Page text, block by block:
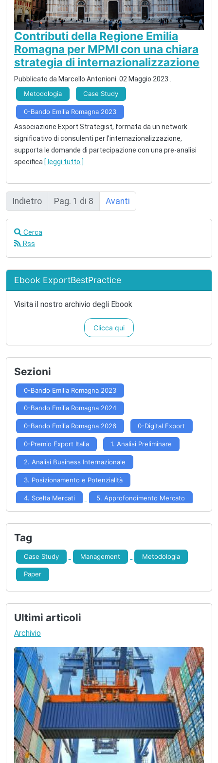
Contributi della Regione Emilia
Romagna per MPMI con una chiara
strategia di internazionalizzazione
Pubblicato da Marcello Antonioni. 02 Maggio 2023
Metodologia
Case Study
0-Bando Emilia Romagna 2023
Associazione Export Strategist, formata da un network
significativo di consulenti per l'internazionalizzazione,
supporta le domande di partecipazione con una pre-analisi
specifica [ leggi tutto ]
Indietro Pag. 1 di 8 Avanti
Cerca
Rss
Ebook ExportBestPractice
Visita il nostro archivio degli Ebook
Clicca qui
Sezioni
0-Bando Emilia Romagna 2023
0-Bando Emilia Romagna 2024
0-Bando Emilia Romagna 2026 0-Digital Export
0-Premio Export Italia 1. Analisi Preliminare
2. Analisi Business Internazionale
3. Posizionamento e Potenzialità
4. Scelta Mercati 5. Approfondimento Mercato
8. Controllo Risultati
Tag
Case Study Management Metodologia
Paper
Ultimi articoli
Archivio